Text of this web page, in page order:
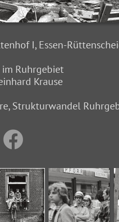
I, Essen-
Ruhrgebiet
Krause
Strukturwandel